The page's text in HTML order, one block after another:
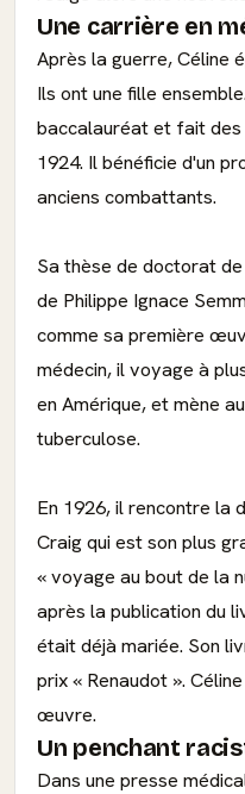
Une carrière en
Après la guerre, Céline
Ils ont une fille
baccalauréat et fait des
1924. Il bénéficie d'un
anciens combattants.
Sa thèse de doctorat
de Philippe Ignace
comme sa première
médecin, il voyage à
en Amérique, et mène
tuberculose.
En 1926, il rencontre la
Craig qui est son plus
« voyage au bout de la
après la publication du
était déjà mariée. Son
prix « Renaudot ».
œuvre.
Un penchant
Dans une presse